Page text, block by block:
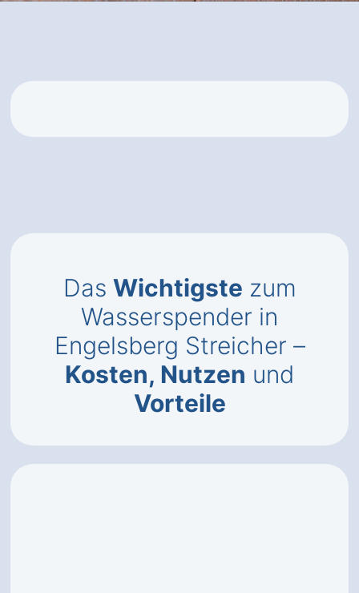
Das Wichtigste zum
Wasserspender in
Engelsberg Streicher –
Kosten, Nutzen und
Vorteile